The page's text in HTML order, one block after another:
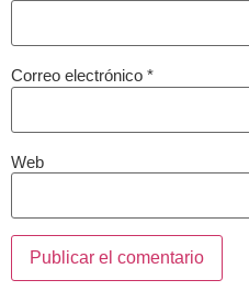
Correo electrónico *
Web